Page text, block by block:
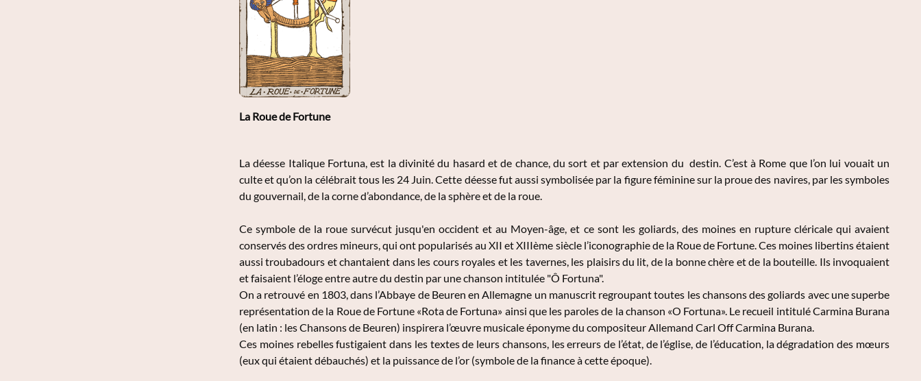
La Roue de Fortune
La déesse Italique Fortuna, est la divinité du hasard et de chance, du sort et par extension du destin. C’est à Rome que l’on lui vouait un
culte et qu’on la célébrait tous les 24 Juin. Cette déesse fut aussi symbolisée par la figure féminine sur la proue des navires, par les symboles
du gouvernail, de la corne d’abondance, de la sphère et de la roue.
Ce symbole de la roue survécut jusqu'en occident et au Moyen-âge, et ce sont les goliards, des moines en rupture cléricale qui avaient
conservés des ordres mineurs, qui ont popularisés au XII et XIIIème siècle l’iconographie de la Roue de Fortune. Ces moines libertins étaient
aussi troubadours et chantaient dans les cours royales et les tavernes, les plaisirs du lit, de la bonne chère et de la bouteille. Ils invoquaient
et faisaient l’éloge entre autre du destin par une chanson intitulée "Ô Fortuna".
On a retrouvé en 1803, dans l’Abbaye de Beuren en Allemagne un manuscrit regroupant toutes les chansons des goliards avec une superbe
représentation de la Roue de Fortune «Rota de Fortuna» ainsi que les paroles de la chanson «O Fortuna». Le recueil intitulé Carmina Burana
(en latin : les Chansons de Beuren) inspirera l’œuvre musicale éponyme du compositeur Allemand Carl Off Carmina Burana.
Ces moines rebelles fustigaient dans les textes de leurs chansons, les erreurs de l’état, de l’église, de l’éducation, la dégradation des mœurs
(eux qui étaient débauchés) et la puissance de l’or (symbole de la finance à cette époque).